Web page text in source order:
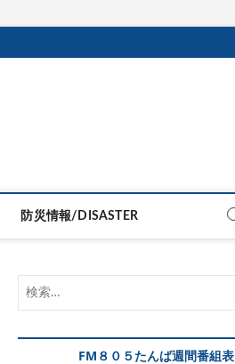
防災情報/DISASTER
FM８０５たんば週間番組表